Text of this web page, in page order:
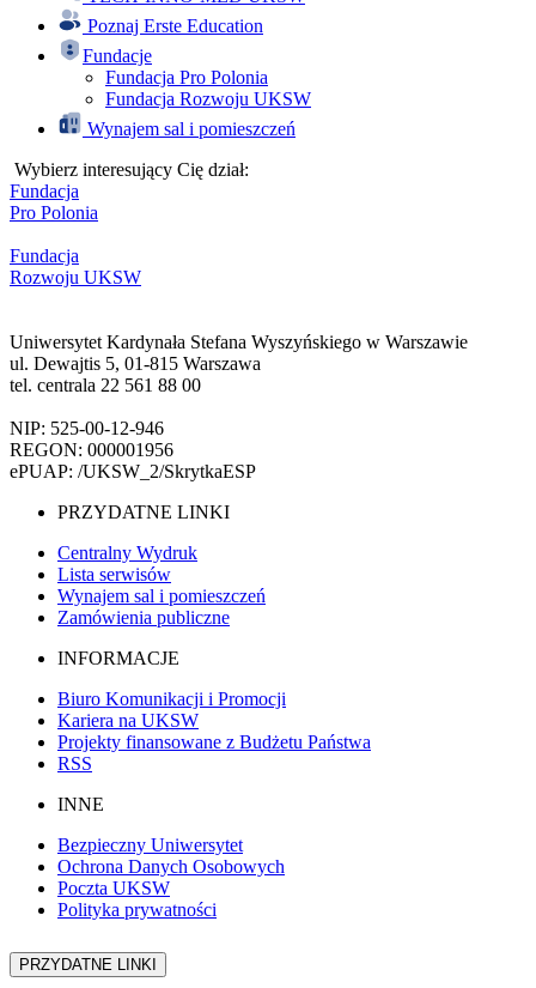
Poznaj Erste Education
Fundacje
Fundacja Pro Polonia
Fundacja Rozwoju UKSW
Wynajem sal i pomieszczeń
Wybierz interesujący Cię dział:
Fundacja
Pro Polonia
Fundacja
Rozwoju UKSW
Uniwersytet Kardynała Stefana Wyszyńskiego w Warszawie
ul. Dewajtis 5, 01-815 Warszawa
tel. centrala 22 561 88 00
NIP: 525-00-12-946
REGON: 000001956
ePUAP: /UKSW_2/SkrytkaESP
PRZYDATNE LINKI
Centralny Wydruk
Lista serwisów
Wynajem sal i pomieszczeń
Zamówienia publiczne
INFORMACJE
Biuro Komunikacji i Promocji
Kariera na UKSW
Projekty finansowane z Budżetu Państwa
RSS
INNE
Bezpieczny Uniwersytet
Ochrona Danych Osobowych
Poczta UKSW
Polityka prywatności
PRZYDATNE LINKI